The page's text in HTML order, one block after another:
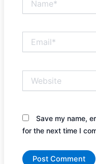
Save my name,
for the next time I